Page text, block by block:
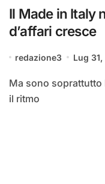
Il Made in Italy
d’affari cresce
redazione3 Lug 31,
Ma sono soprattutto le imprese settentrionali a dettare
il ritmo